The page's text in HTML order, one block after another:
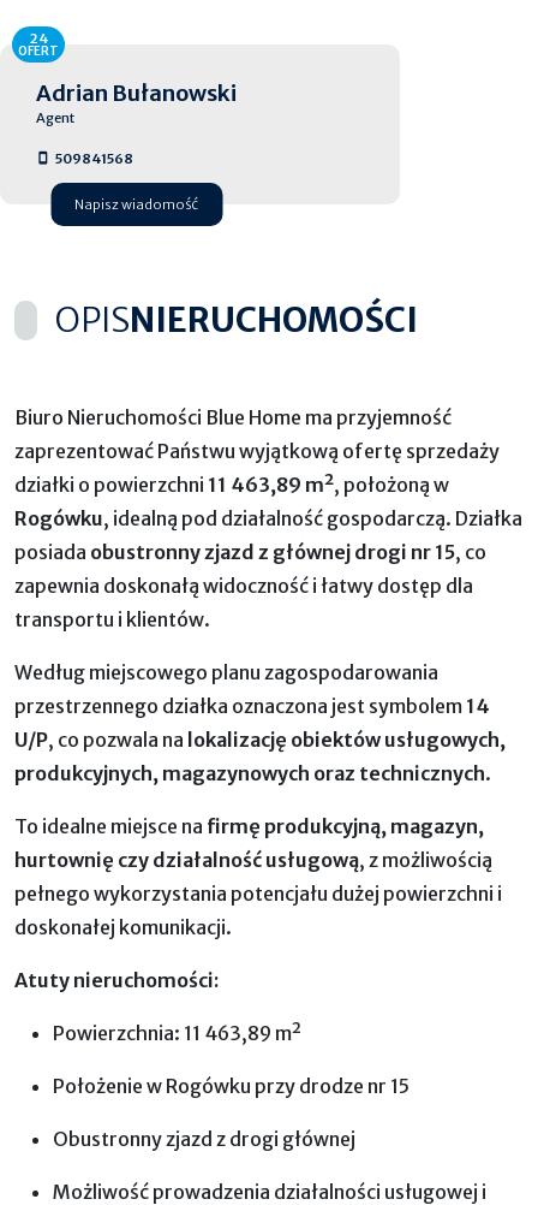
Adrian Bułanowski
Agent
509841568
Napisz wiadomość
24
OFERT
OPISNIERUCHOMOŚCI
Biuro Nieruchomości Blue Home ma przyjemność
zaprezentować Państwu wyjątkową ofertę sprzedaży
działki o powierzchni 11 463,89 m², położoną w
Rogówku, idealną pod działalność gospodarczą. Działka
posiada obustronny zjazd z głównej drogi nr 15, co
zapewnia doskonałą widoczność i łatwy dostęp dla
transportu i klientów.
Według miejscowego planu zagospodarowania
przestrzennego działka oznaczona jest symbolem 14
U/P, co pozwala na lokalizację obiektów usługowych,
produkcyjnych, magazynowych oraz technicznych.
To idealne miejsce na firmę produkcyjną, magazyn,
hurtownię czy działalność usługową, z możliwością
pełnego wykorzystania potencjału dużej powierzchni i
doskonałej komunikacji.
Atuty nieruchomości:
Powierzchnia: 11 463,89 m²
Położenie w Rogówku przy drodze nr 15
Obustronny zjazd z drogi głównej
Możliwość prowadzenia działalności usługowej i